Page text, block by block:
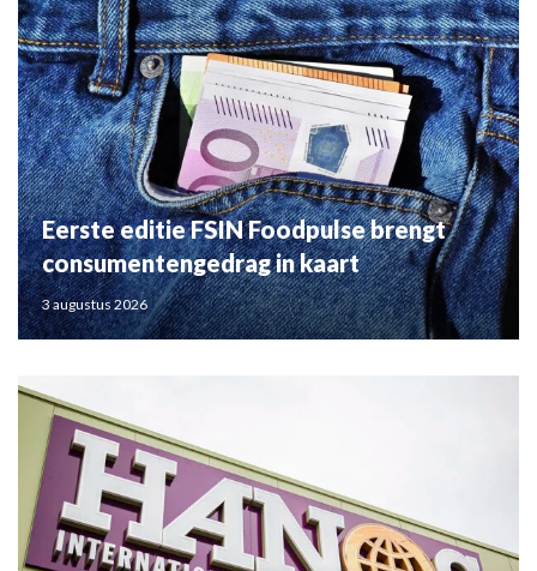
Eerste editie FSIN Foodpulse brengt
consumentengedrag in kaart
3 augustus 2026